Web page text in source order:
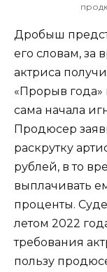
Дробыш
его словам, за
актриса
«Прорыв года»
сама начала
Продюсер
раскрутку
рублей, в то
выплачивать
проценты.
летом 2022
требования
пользу